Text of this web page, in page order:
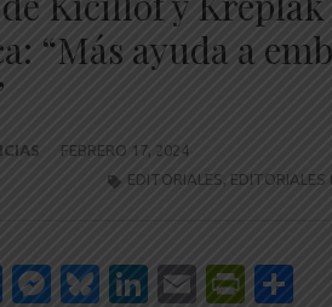
“Más ayuda a
FEBRERO 17, 2024
EDITORIALES
EDITORIALES
Facebook
Messenger
Bluesky
LinkedIn
Email